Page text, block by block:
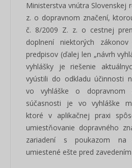
Ministerstva vnútra Slovenskej
z. o dopravnom značení,
č. 8/2009 Z. z. o cestnej
doplnení niektorých
predpisov (ďalej len „návrh
vyhlášky je riešenie
vyústili do odkladu účinnosti
vo vyhláške o dopravnom
súčasnosti je vo vyhláške
ktoré v aplikačnej praxi
umiestňovanie dopravného
zariadení s poukazom na
umiestené ešte pred